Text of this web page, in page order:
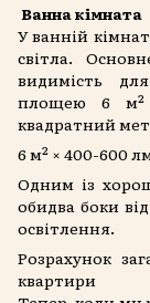
Ванна кімната
У ванній
світла.
видимість
площею 6 м²
квадратний
6 м² × 400-600
Одним із
обидва боки
освітлення.
Розрахунок
квартири